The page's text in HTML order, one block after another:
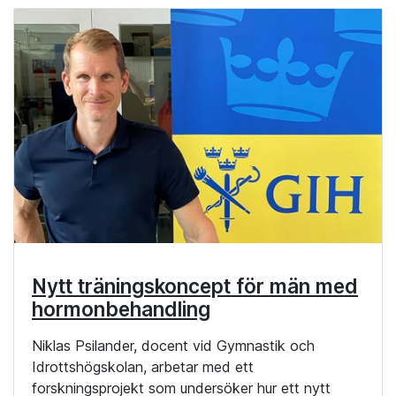
Nytt träningskoncept för män med
hormonbehandling
Niklas Psilander, docent vid Gymnastik och
Idrottshögskolan, arbetar med ett
forskningsprojekt som undersöker hur ett nytt